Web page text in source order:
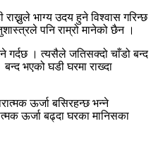
भाग्य उदय हुने विश्वास गरिन्छ
पनि राम्रो मानेको छैन ।
गर्दछ । त्यसैले जतिसक्दो चाँडो बन्द
बन्द भएको घडी घरमा राख्दा
ऊर्जा बसिरहन्छ भन्ने
ऊर्जा बढ्दा घरका मानिसका